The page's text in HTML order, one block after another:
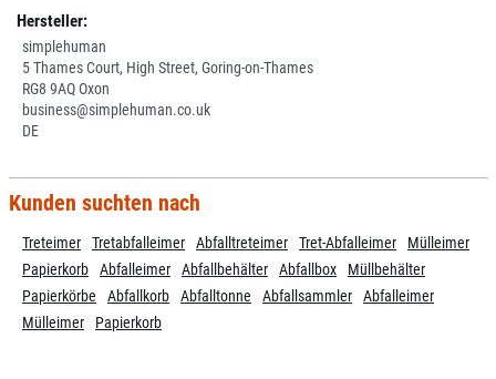
Hersteller:
simplehuman
5 Thames Court, High Street, Goring-on-Thames
RG8 9AQ Oxon
business@simplehuman.co.uk
DE
Kunden suchten nach
Treteimer Tretabfalleimer Abfalltreteimer Tret-Abfalleimer
Mülleimer
Papierkorb
Abfalleimer Abfallbehälter Abfallbox
Müllbehälter
Papierkörbe
Abfallkorb Abfalltonne Abfallsammler
Abfalleimer
Mülleimer
Papierkorb